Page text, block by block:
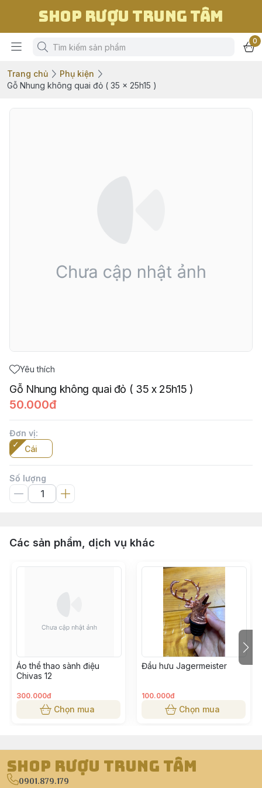
Shop Rượu Trung Tâm
0
Trang chủ
Phụ kiện
Gỗ Nhung không quai đỏ ( 35 x 25h15 )
Yêu thích
Gỗ Nhung không quai đỏ ( 35 x 25h15 )
50.000đ
Đơn vị:
Cái
Số lượng
Các sản phẩm, dịch vụ khác
Áo thể thao sành điệu
Chivas 12
300.000đ
Chọn mua
Đầu hưu Jagermeister
100.000đ
Chọn mua
Shop Rượu Trung Tâm
0901.879.179